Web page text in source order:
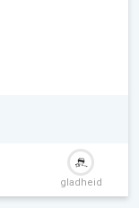
gladheid